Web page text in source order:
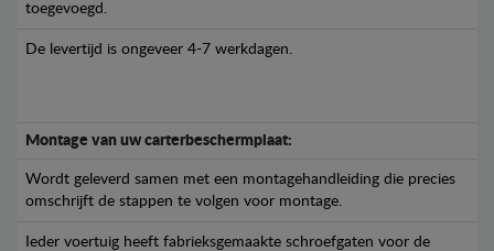
toegevoegd.
De levertijd is ongeveer 4-7 werkdagen.
Montage van uw carterbeschermplaat:
Wordt geleverd samen met een montagehandleiding die precies
omschrijft de stappen te volgen voor montage.
Ieder voertuig heeft fabrieksgemaakte schroefgaten voor de